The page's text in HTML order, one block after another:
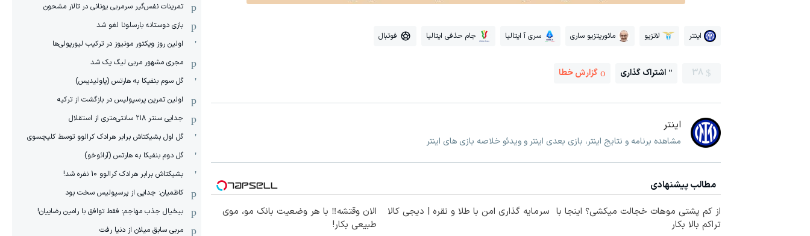
اینتر لاتزیو مائوریتزیو ساری سری آ ایتالیا جام حذفی ایتالیا فوتبال
38 اشتراک گذاری گزارش خطا
اینتر
مشاهده برنامه و نتایج اینتر، بازی بعدی اینتر و ویدئو خلاصه بازی های اینتر
مطالب پیشنهادی
از کم پشتی موهات خجالت میکشی؟ اینجا با
تراکم بالا بکار
سرمایه گذاری امن با طلا و نقره | دیجی کالا
الان وقتشه‼️ با هر وضعیت بانک مو، موی
طبیعی بکار!
‏تمرینات نفس‌گیر سرمربی یونانی در تالار مشحون
بازی دوستانه بارسلونا لغو شد
اولین روز ویکتور مونیوز در ترکیب لیورپولی‌ها
مجری مشهور مربی لیگ یک شد
گل سوم بنفیکا به هارتس (پاولیدیس)
اولین تمرین پرسپولیس در بازگشت از ترکیه
جدایی سنتر ۲۱۸ سانتی‌متری از استقلال
گل اول بشیکتاش برابر هرادک کرالوو توسط کلیچسوی
گل دوم بنفیکا به هارتس (آرائوخو)
بشیکتاش برابر هرادک کرالوو 10 نفره شد!
کاظمیان: جدایی از پرسپولیس سخت بود
بیخیال جذب مهاجم: فقط توافق با رامین رضاییان!
مربی سابق میلان از دنیا رفت